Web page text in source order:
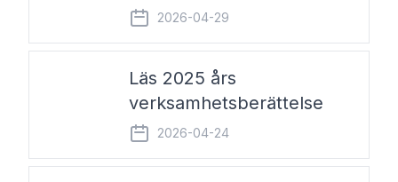
Svenska Akademiens pris till
framstående författare av svensk
sakprosa som i år går till Magnus
2026-04-29
Läs 2025 års
verksamhetsberättelse
2026-04-24